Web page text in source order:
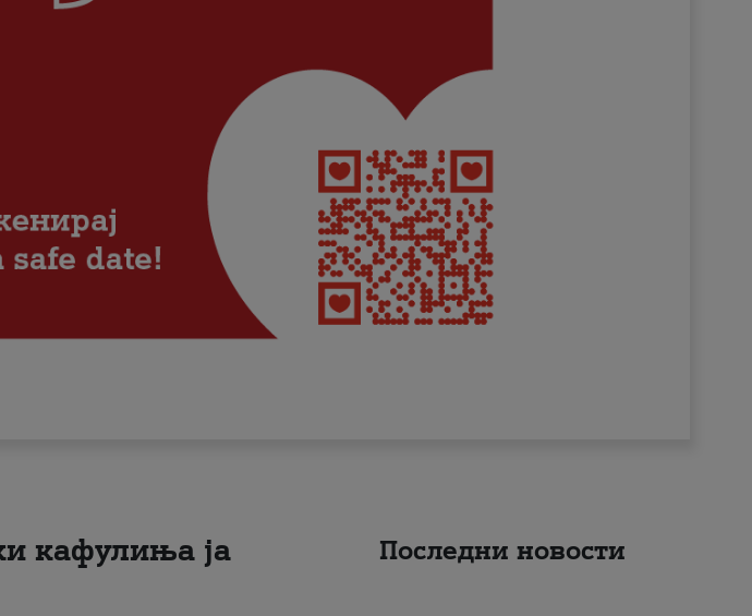
кафулиња ја
Последни новости